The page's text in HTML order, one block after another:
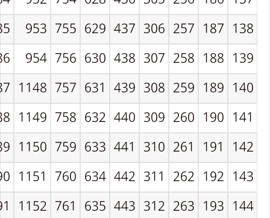
138
187
257
306
437
629
755
953
139
188
258
307
438
630
756
954
140
189
259
308
439
631
757
1148
141
190
260
309
440
632
758
1149
142
191
261
310
441
633
759
1150
143
192
262
311
442
634
760
1151
144
193
263
312
443
635
761
1152